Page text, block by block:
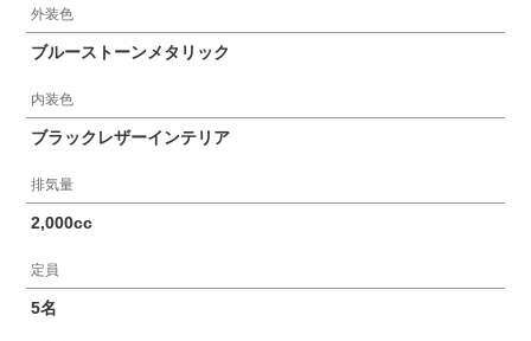
外装色
ブルーストーンメタリック
内装色
ブラックレザーインテリア
排気量
2,000cc
定員
5名